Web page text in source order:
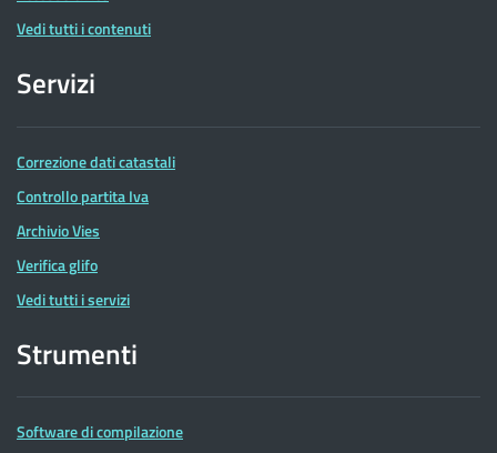
Vedi tutti i contenuti
Servizi
Correzione dati catastali
Controllo partita Iva
Archivio Vies
Verifica glifo
Vedi tutti i servizi
Strumenti
Software di compilazione